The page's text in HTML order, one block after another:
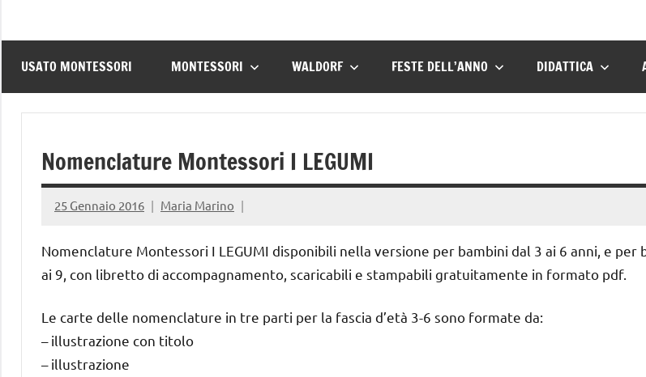
USATO MONTESSORI MONTESSORI WALDORF FESTE DELL’ANNO DIDATTICA
Nomenclature Montessori I LEGUMI
25 Gennaio 2016 Maria Marino
Nomenclature Montessori I LEGUMI disponibili nella versione per bambini dal 3 ai 6 anni, e per
ai 9, con libretto di accompagnamento, scaricabili e stampabili gratuitamente in formato pdf.
Le carte delle nomenclature in tre parti per la fascia d’età 3-6 sono formate da:
– illustrazione con titolo
– illustrazione